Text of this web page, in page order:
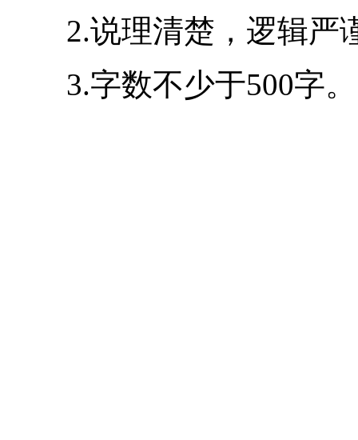
2.说理清楚，逻辑严
3.字数不少于500字。